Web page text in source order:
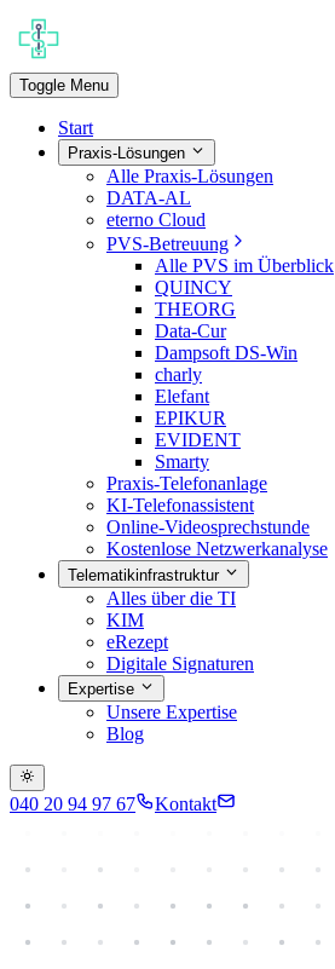
Toggle Menu
Start
Praxis-Lösungen
Alle Praxis-Lösungen
DATA-AL
eterno Cloud
PVS-Betreuung
Alle PVS im Überblick
QUINCY
THEORG
Data-Cur
Dampsoft DS-Win
charly
Elefant
EPIKUR
EVIDENT
Smarty
Praxis-Telefonanlage
KI-Telefonassistent
Online-Videosprechstunde
Kostenlose Netzwerkanalyse
Telematikinfrastruktur
Alles über die TI
KIM
eRezept
Digitale Signaturen
Expertise
Unsere Expertise
Blog
040 20 94 97 67 Kontakt